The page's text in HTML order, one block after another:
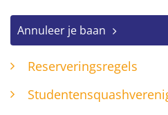
Annuleer je baan
Reserveringsregels